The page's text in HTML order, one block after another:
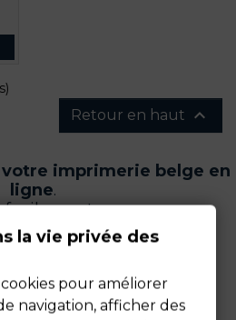
Retour en haut 
votre imprimerie belge en
ligne.
vos :
la vie privée des
pour améliorer
navigation, afficher des